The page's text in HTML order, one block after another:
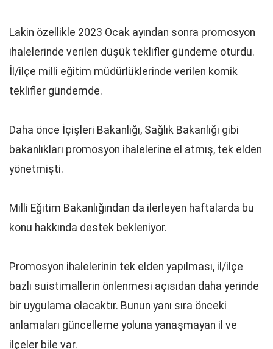
Lakin özellikle 2023 Ocak ayından sonra promosyon
ihalelerinde verilen düşük teklifler gündeme oturdu.
İl/ilçe milli eğitim müdürlüklerinde verilen komik
teklifler gündemde.
Daha önce İçişleri Bakanlığı, Sağlık Bakanlığı gibi
bakanlıkları promosyon ihalelerine el atmış, tek elden
yönetmişti.
Milli Eğitim Bakanlığından da ilerleyen haftalarda bu
konu hakkında destek bekleniyor.
Promosyon ihalelerinin tek elden yapılması, il/ilçe
bazlı suistimallerin önlenmesi açısıdan daha yerinde
bir uygulama olacaktır. Bunun yanı sıra önceki
anlamaları güncelleme yoluna yanaşmayan il ve
ilçeler bile var.